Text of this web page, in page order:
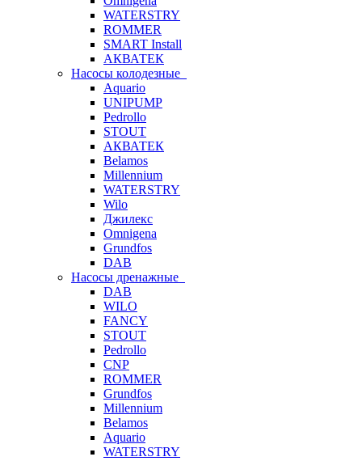
WATERSTRY
ROMMER
SMART Install
АКВАТЕК
Насосы колодезные
Aquario
UNIPUMP
Pedrollo
STOUT
АКВАТЕК
Belamos
Millennium
WATERSTRY
Wilo
Джилекс
Omnigena
Grundfos
DAB
Насосы дренажные
DAB
WILO
FANCY
STOUT
Pedrollo
CNP
ROMMER
Grundfos
Millennium
Belamos
Aquario
WATERSTRY